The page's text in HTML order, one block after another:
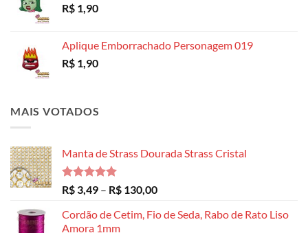
R$ 1,90
Aplique Emborrachado Personagem 019
R$ 1,90
MAIS VOTADOS
Manta de Strass Dourada Strass Cristal
Avaliação
5.00
de 5
R$ 3,49 – R$ 130,00Faixa
preço:
Cordão de Cetim, Fio de Seda, Rabo de Rato Liso
Amora 1mm